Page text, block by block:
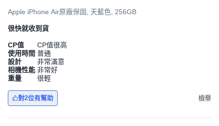
Apple iPhone Air原廠保固, 天藍色, 256GB
很快就收到貨
CP值
CP值很高
使用時間 普通
設計
非常滿意
相機性能 非常好
重量
很輕
對2位有幫助 檢舉